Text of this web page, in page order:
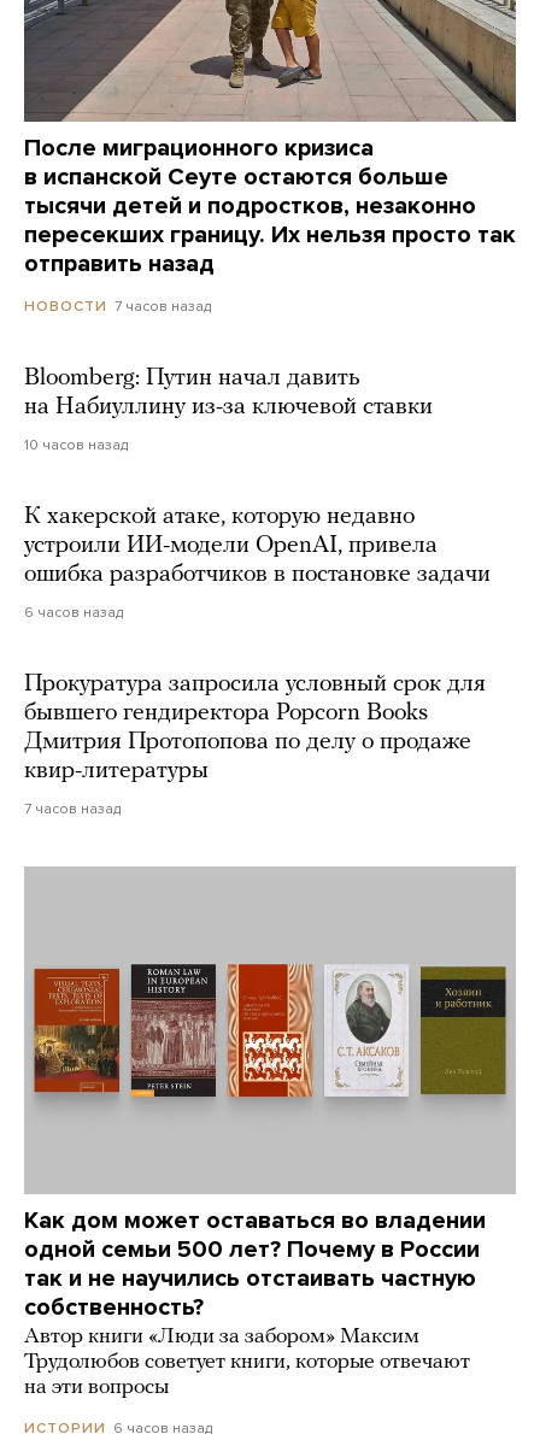
После миграционного кризиса
в испанской Сеуте остаются больше
тысячи детей и подростков, незаконно
пересекших границу. Их нельзя просто так
отправить назад
НОВОСТИ 7 часов назад
Bloomberg: Путин начал давить
на Набиуллину из-за ключевой ставки
10 часов назад
К хакерской атаке, которую недавно
устроили ИИ-модели OpenAI, привела
ошибка разработчиков в постановке задачи
6 часов назад
Прокуратура запросила условный срок для
бывшего гендиректора Popcorn Books
Дмитрия Протопопова по делу о продаже
квир-литературы
7 часов назад
Как дом может оставаться во владении
одной семьи 500 лет? Почему в России
так и не научились отстаивать частную
собственность?
Автор книги «Люди за забором» Максим
Трудолюбов советует книги, которые отвечают
на эти вопросы
ИСТОРИИ 6 часов назад